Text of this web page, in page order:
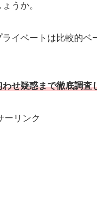
うか。
イベートは比較的ベ
せ疑惑まで徹底調査
ーリンク